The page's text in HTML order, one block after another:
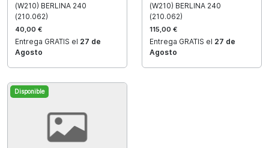
(W210) BERLINA 240
(210.062)
40,00 €
Entrega GRATIS el 27 de
Agosto
(W210) BERLINA 240
(210.062)
115,00 €
Entrega GRATIS el 27 de
Agosto
Disponible